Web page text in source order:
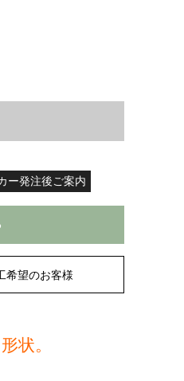
ー発注後ご案内
希望のお客様
状。